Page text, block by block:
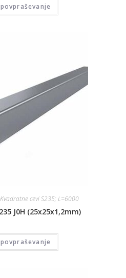
Kvadratne cevi S235; L=6000
J0H (25x25x1,2mm)